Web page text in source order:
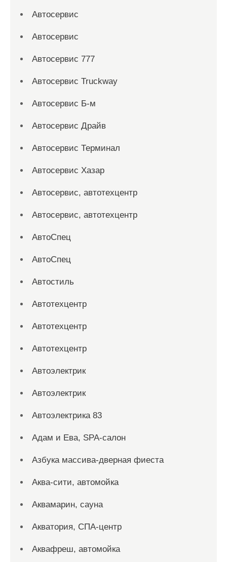
Автосервис
Автосервис
Автосервис 777
Автосервис Truckway
Автосервис Б-м
Автосервис Драйв
Автосервис Терминал
Автосервис Хазар
Автосервис, автотехцентр
Автосервис, автотехцентр
АвтоСпец
АвтоСпец
Автостиль
Автотехцентр
Автотехцентр
Автотехцентр
Автоэлектрик
Автоэлектрик
Автоэлектрика 83
Адам и Ева, SPA-салон
Азбука массива-дверная фиеста
Аква-сити, автомойка
Аквамарин, сауна
Акватория, СПА-центр
Аквафреш, автомойка